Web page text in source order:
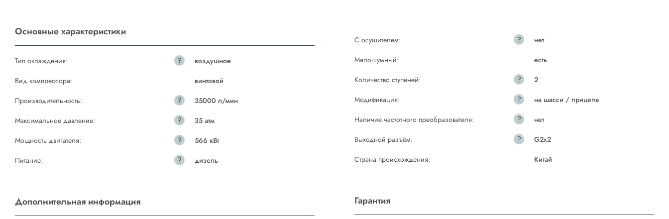
Основные характеристики
Тип охлаждения: ?
воздушное
Вид компрессора:
винтовой
Производительность:
?
35000 л/мин
Максимальное давление:
?
35 атм
Мощность двигателя:
?
566 кВт
Питание:
? дизель
Дополнительная информация
С осушителем: ?
нет
Малошумный:
есть
Количество ступеней:
?
2
Модификация:
?
на шасси / прицепе
Наличие частотного преобразователя:
?
нет
Выходной разъём:
?
G2x2
Страна происхождения:
Китай
Гарантия